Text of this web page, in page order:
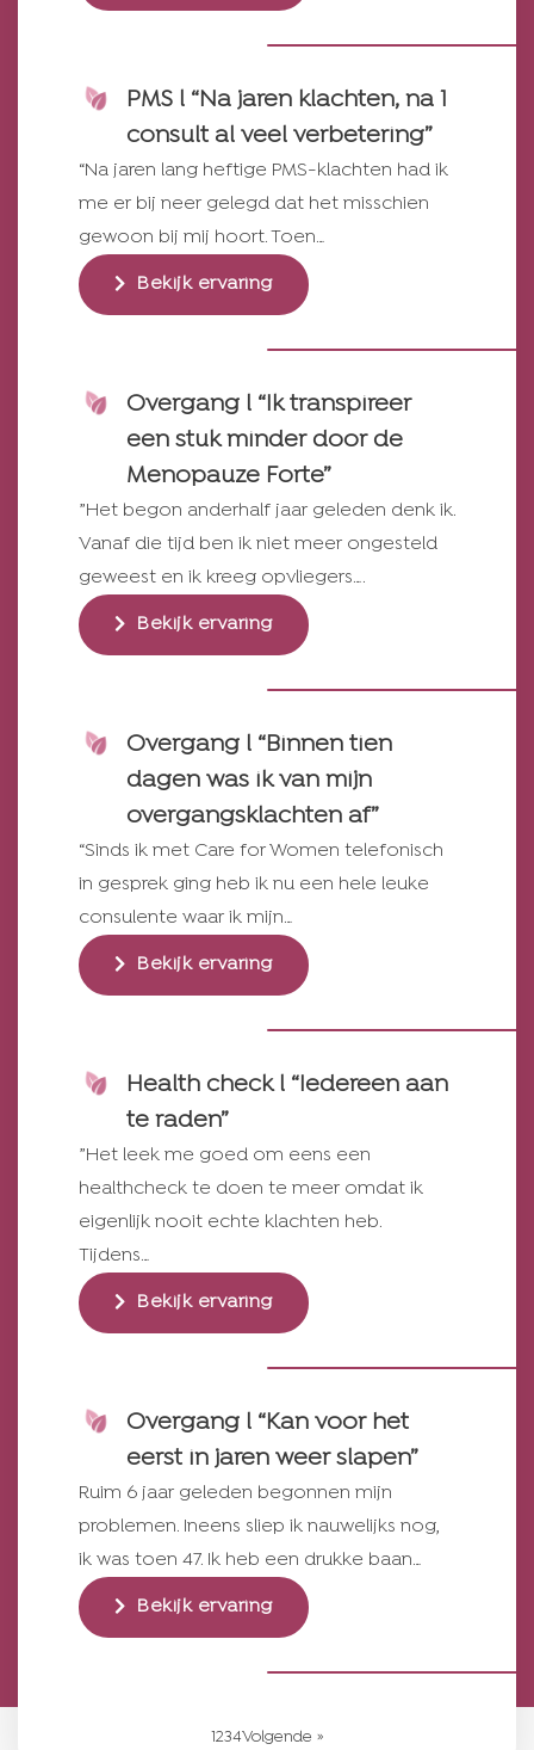
PMS l “Na jaren klachten, na 1
consult al veel verbetering”
“Na jaren lang heftige PMS-klachten had ik
me er bij neer gelegd dat het misschien
gewoon bij mij hoort. Toen…
Bekijk ervaring
Overgang l “Ik transpireer
een stuk minder door de
Menopauze Forte”
”Het begon anderhalf jaar geleden denk ik.
Vanaf die tijd ben ik niet meer ongesteld
geweest en ik kreeg opvliegers….
Bekijk ervaring
Overgang l “Binnen tien
dagen was ik van mijn
overgangsklachten af”
“Sinds ik met Care for Women telefonisch
in gesprek ging heb ik nu een hele leuke
consulente waar ik mijn…
Bekijk ervaring
Health check l “Iedereen aan
te raden”
”Het leek me goed om eens een
healthcheck te doen te meer omdat ik
eigenlijk nooit echte klachten heb.
Tijdens…
Bekijk ervaring
Overgang l “Kan voor het
eerst in jaren weer slapen”
Ruim 6 jaar geleden begonnen mijn
problemen. Ineens sliep ik nauwelijks nog,
ik was toen 47. Ik heb een drukke baan…
Bekijk ervaring
1234Volgende »